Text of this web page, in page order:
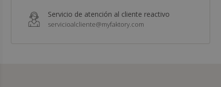
Servicio de atención al cliente reactivo
servicioalcliente@myfaktory.com